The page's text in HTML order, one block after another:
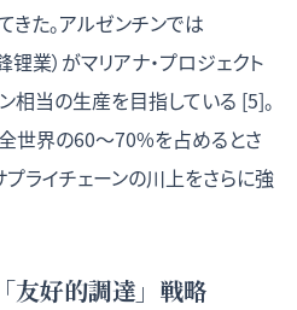
た。アルゼンチンでは
業）がマリアナ・プロジェクト
相当の生産を目指している [5]。
世界の60〜70%を占めるとさ
ライチェーンの川上をさらに強
友好的調達」戦略